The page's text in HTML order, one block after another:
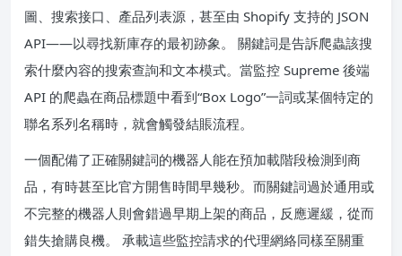
圖、搜索接口、產品列表源，甚至由 Shopify 支持的 JSON
API——以尋找新庫存的最初跡象。 關鍵詞是告訴爬蟲該搜
索什麼內容的搜索查詢和文本模式。當監控 Supreme 後端
API 的爬蟲在商品標題中看到“Box Logo”一詞或某個特定的
聯名系列名稱時，就會觸發結賬流程。
一個配備了正確關鍵詞的機器人能在預加載階段檢測到商
品，有時甚至比官方開售時間早幾秒。而關鍵詞過於通用或
不完整的機器人則會錯過早期上架的商品，反應遲緩，從而
錯失搶購良機。 承載這些監控請求的代理網絡同樣至關重